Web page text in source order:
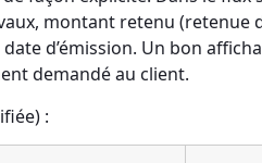
montant retenu (retenue
d’émission. Un bon
demandé au client.
: